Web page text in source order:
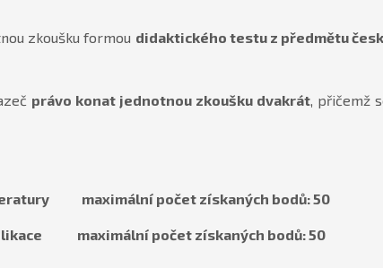
zkoušku formou didaktického testu z předmětu
právo konat jednotnou zkoušku dvakrát, přičemž
maximální počet získaných bodů: 50
maximální počet získaných bodů: 50